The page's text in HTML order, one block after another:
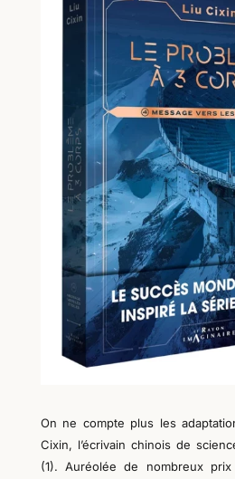
On ne compte plus les
Cixin, l’écrivain chinois de
(1). Auréolée de nombreux